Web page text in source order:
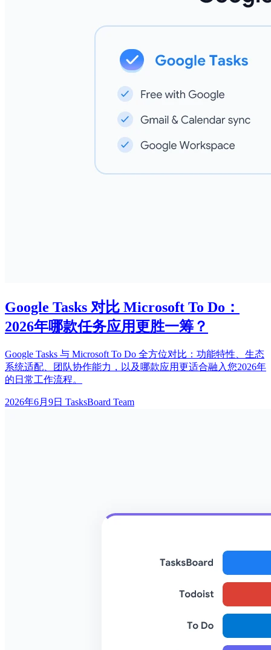
Google Tasks 对比 Microsoft To Do：
2026年哪款任务应用更胜一筹？
Google Tasks 与 Microsoft To Do 全方位对比：功能特性、生态
系统适配、团队协作能力，以及哪款应用更适合融入您2026年
的日常工作流程。
2026年6月9日 TasksBoard Team